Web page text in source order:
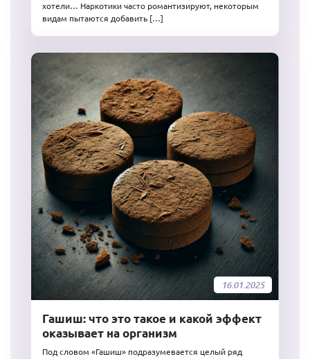
хотели… Наркотики часто романтизируют, некоторым
видам пытаются добавить […]
16.01.2025
Гашиш: что это такое и какой эффект
оказывает на организм
Под словом «Гашиш» подразумевается целый ряд